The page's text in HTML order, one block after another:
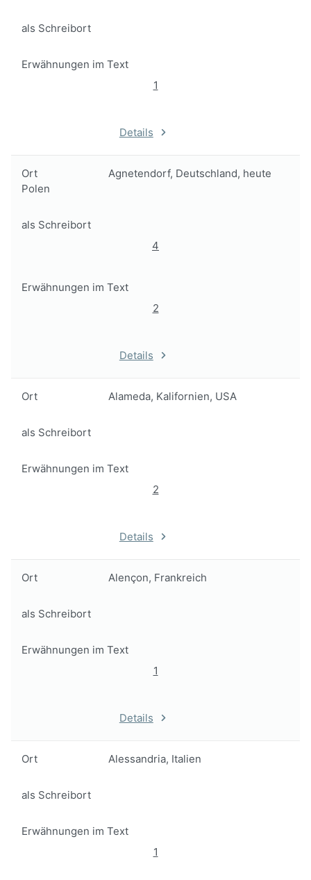
als Schreibort
Erwähnungen im Text
1
Details
Ort
Agnetendorf, Deutschland, heute
Polen
als Schreibort
4
Erwähnungen im Text
2
Details
Ort Alameda, Kalifornien, USA
als Schreibort
Erwähnungen im Text
2
Details
Ort Alençon, Frankreich
als Schreibort
Erwähnungen im Text
1
Details
Ort Alessandria, Italien
als Schreibort
Erwähnungen im Text
1